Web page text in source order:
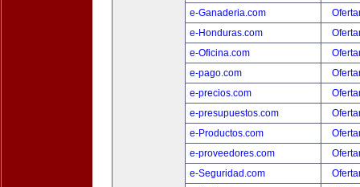
e-Ganaderia.com
e-Honduras.com
e-Oficina.com
e-pago.com
e-precios.com
e-presupuestos.com
e-Productos.com
e-proveedores.com
e-Seguridad.com